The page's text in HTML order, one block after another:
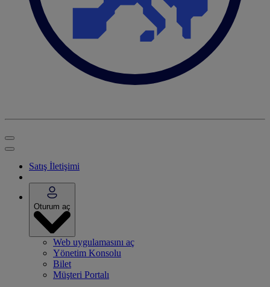
Satış İletişimi
Oturum aç
Web uygulamasını aç
Yönetim Konsolu
Bilet
Müşteri Portalı